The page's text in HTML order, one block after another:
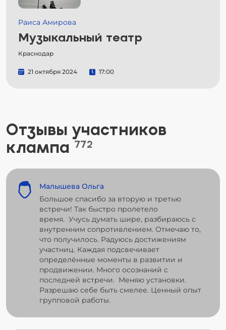
Раиса Амирова
Музыкальный театр
Краснодар
21 октября 2024 17:00
Отзывы участников
клампа 772
Малышева Ольга
Большое спасибо за вторую и третью
встречи! Так быстро пролетело
время. Учусь думать шире, разбираюсь с
внутренним сопротивлением. Отмечаю то,
что получилось. Радуюсь достижениям
участниц. Каждая подсвечивает
определённые моменты в развитии и
продвижении. Много осознаний с
последней встречи. Меняю установки.
Разрешаю себе быть смелее. Ценный опыт
групповой работы.